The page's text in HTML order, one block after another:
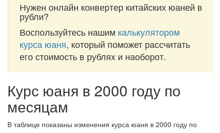
Нужен онлайн конвертер китайских юаней в
рубли?
Воспользуйтесь нашим калькулятором
курса юаня, который поможет рассчитать
его стоимость в рублях и наоборот.
Курс юаня в 2000 году по
месяцам
В таблице показаны изменения курса юаня в 2000 году по